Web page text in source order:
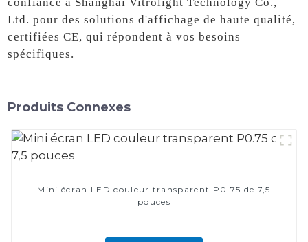
Ltd. pour des solutions d'affichage de haute qualité,
certifiées CE, qui répondent à vos besoins
spécifiques.
Produits Connexes
Mini écran LED couleur transparent P0.75 de 7,5
pouces